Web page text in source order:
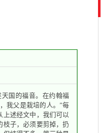
国的福音。在约翰福
我父是栽培的人。”每
述经文中，我们可以
枝子，必须要剪掉，扔